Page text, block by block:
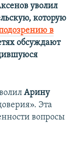
уволил
которую
в
обсуждают
Арину
Эта
вопросы